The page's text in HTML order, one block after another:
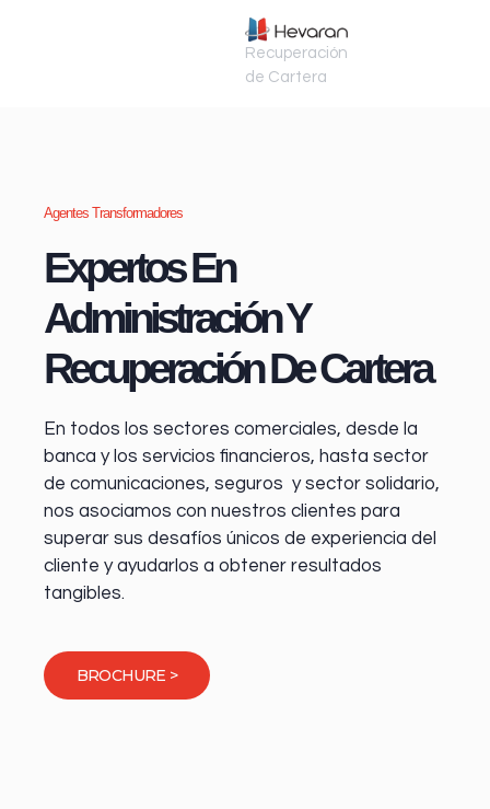
Recuperación
de Cartera
Agentes Transformadores
Expertos En
Administración Y
Recuperación De Cartera
En todos los sectores comerciales, desde la
banca y los servicios financieros, hasta sector
de comunicaciones, seguros y sector solidario,
nos asociamos con nuestros clientes para
superar sus desafíos únicos de experiencia del
cliente y ayudarlos a obtener resultados
tangibles.
BROCHURE >